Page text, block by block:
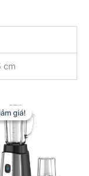
cm
giá!
giá!